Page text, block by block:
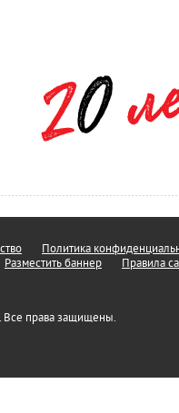
Политика
Разместить баннер Правила
права защищены.